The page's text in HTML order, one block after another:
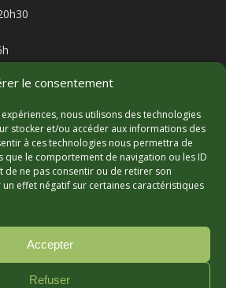
le consentement
nous utilisons des technologies
stocker et/ou accéder aux informations des
à ces technologies nous permettra de
que le comportement de navigation ou les ID
de ne pas consentir ou de retirer son
effet négatif sur certaines caractéristiques
Accepter
Refuser